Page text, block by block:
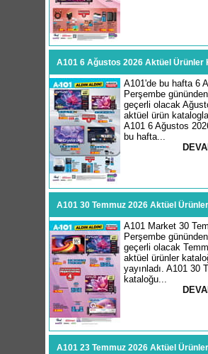
A101 6 Ağustos 2026 Aktüel Ürünler
A101'de bu hafta 6
Perşembe
geçerli olacak
aktüel ürün
A101 6 Ağustos
bu hafta...
A101 30 Temmuz 2026 Aktüel
A101 Market 30
Perşembe
geçerli olacak
aktüel ürünler
yayınladı. A101 30
kataloğu...
A101 23 Temmuz 2026 Aktüel